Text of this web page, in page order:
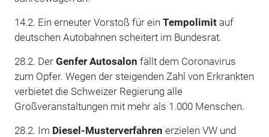
14.2. Ein erneuter Vorstoß für ein Tempolimitauf
deutschen Autobahnen scheitert im Bundesrat.
28.2. Der Genfer Autosalon fällt dem Coronavirus
zum Opfer. Wegen der steigenden Zahl von Erkrankten
verbietet die Schweizer Regierung alle
Großveranstaltungen mit mehr als 1.000 Menschen.
28.2. Im Diesel-Musterverfahren erzielen VW und